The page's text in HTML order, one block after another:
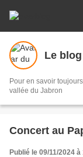
Le
Pour en savoir
vallée du Jabron
Concert au
Publié le 09/11/2024 à